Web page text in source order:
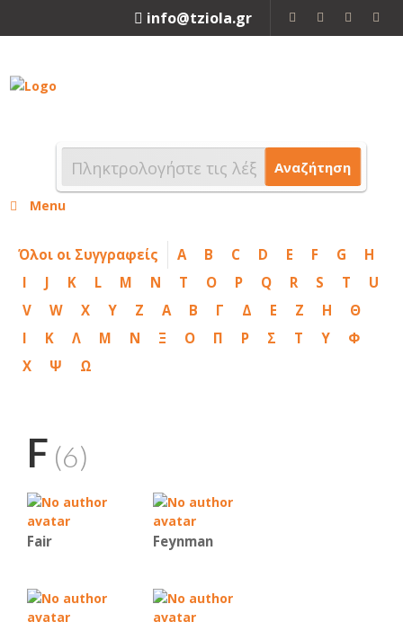
info@tziola.gr
Αναζήτηση
Menu
Όλοι οι Συγγραφείς A B C D E F G
H
I
J K L M N T O P Q R S T
U
V
W X Y Z Α Β Γ Δ Ε Ζ Η
Θ
Ι
Κ Λ Μ Ν Ξ Ο Π Ρ Σ Τ Υ
Φ
Χ
Ψ Ω
F (6)
Fair Feynman